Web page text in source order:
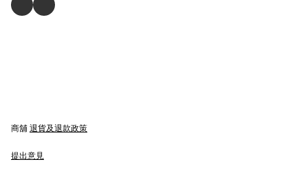
商舖 退貨及退款政策
提出意見